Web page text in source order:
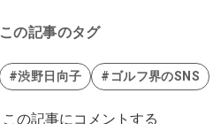
この記事のタグ
#渋野日向子 #ゴルフ界のSNS